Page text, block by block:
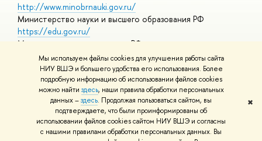
Мы используем файлы cookies для улучшения работы сайта
НИУ ВШЭ и большего удобства его использования. Более
подробную информацию об использовании файлов cookies
можно найти здесь, наши правила обработки персональных
данных –здесь. Продолжая пользоваться сайтом, вы
подтверждаете, что были проинформированы об
использовании файлов cookies сайтом НИУ ВШЭ и согласны
с нашими правилами обработки персональных данных. Вы
✖
http://www.minobrnauki.gov.ru/
Министерство науки и высшего образования РФ
https://edu.gov.ru/
Министерство просвещения РФ
https://elearning.hse.ru/mooc
Массовые открытые онлайн-курсы
© НИУ ВШЭ 1993–2026 Адреса и контактыУсловия
использования материалов Политика конфиденциальности
Шрифты HSE Sans и HSE Slab разработаны вШколе дизайна НИУ